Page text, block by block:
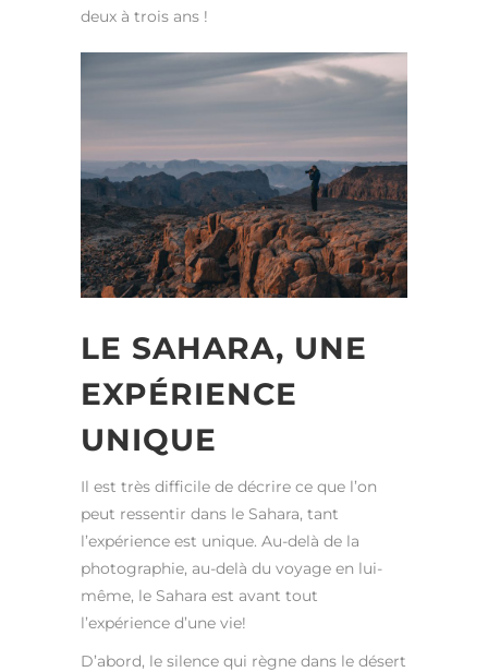
deux à trois ans !
LE SAHARA, UNE
EXPÉRIENCE
UNIQUE
Il est très difficile de décrire ce que l’on
peut ressentir dans le Sahara, tant
l’expérience est unique. Au-delà de la
photographie, au-delà du voyage en lui-
même, le Sahara est avant tout
l’expérience d’une vie!
D’abord, le silence qui règne dans le désert